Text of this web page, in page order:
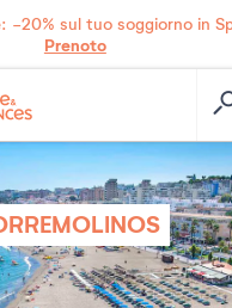
-20% sul tuo soggiorno in
Prenoto